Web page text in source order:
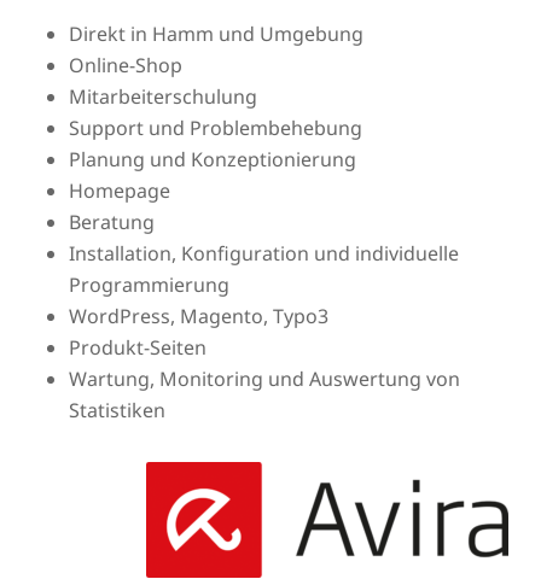
Direkt in Hamm und Umgebung
Online-Shop
Mitarbeiterschulung
Support und Problembehebung
Planung und Konzeptionierung
Homepage
Beratung
Installation, Konfiguration und individuelle
Programmierung
WordPress, Magento, Typo3
Produkt-Seiten
Wartung, Monitoring und Auswertung von
Statistiken